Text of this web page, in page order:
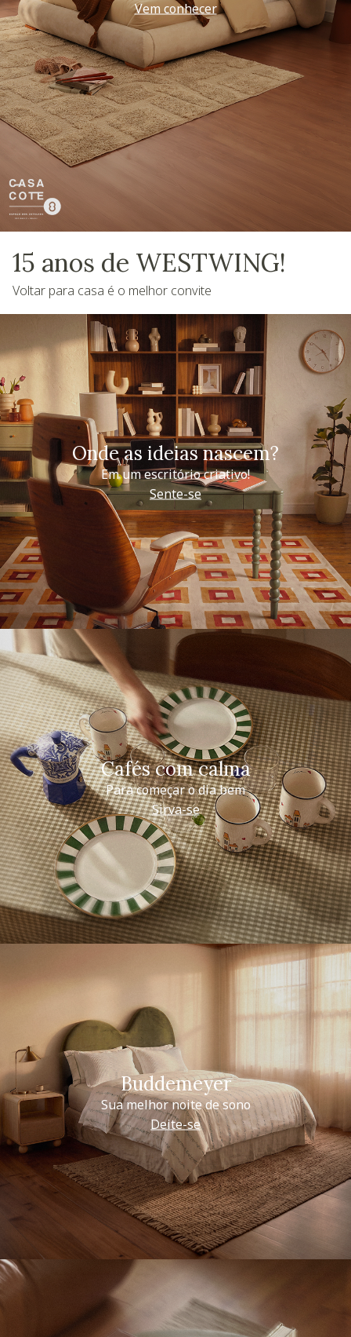
Vem conhecer
15 anos de WESTWING!
Voltar para casa é o melhor convite
Onde as ideias nascem?
Em um escritório criativo!
Sente-se
Cafés com calma
Para começar o dia bem
Sirva-se
Buddemeyer
Sua melhor noite de sono
Deite-se